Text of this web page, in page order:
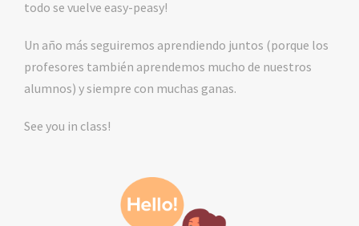
todo se vuelve easy-peasy!
Un año más seguiremos aprendiendo juntos (porque los
profesores también aprendemos mucho de nuestros
alumnos) y siempre con muchas ganas.
See you in class!